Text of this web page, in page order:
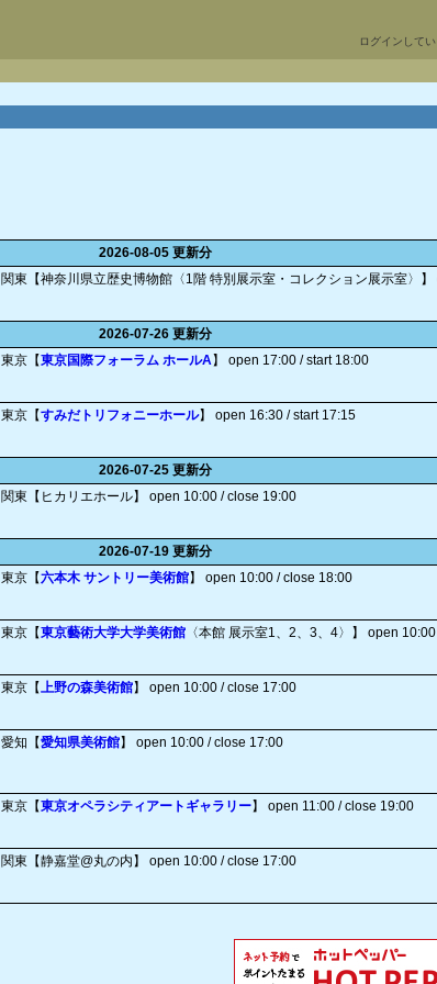
ログインして
2026-08-05 更新分
関東【神奈川県立歴史博物館〈1階 特別展示室・コレクション展示室〉】
2026-07-26 更新分
東京【東京国際フォーラム ホールA】 open 17:00 / start 18:00
東京【すみだトリフォニーホール】 open 16:30 / start 17:15
2026-07-25 更新分
関東【ヒカリエホール】 open 10:00 / close 19:00
2026-07-19 更新分
東京【六本木 サントリー美術館】 open 10:00 / close 18:00
東京【東京藝術大学大学美術館 〈本館 展示室1、2、3、4〉】 open
東京【上野の森美術館】 open 10:00 / close 17:00
愛知【愛知県美術館】 open 10:00 / close 17:00
東京【東京オペラシティアートギャラリー】 open 11:00 / close 19:00
関東【静嘉堂@丸の内】 open 10:00 / close 17:00